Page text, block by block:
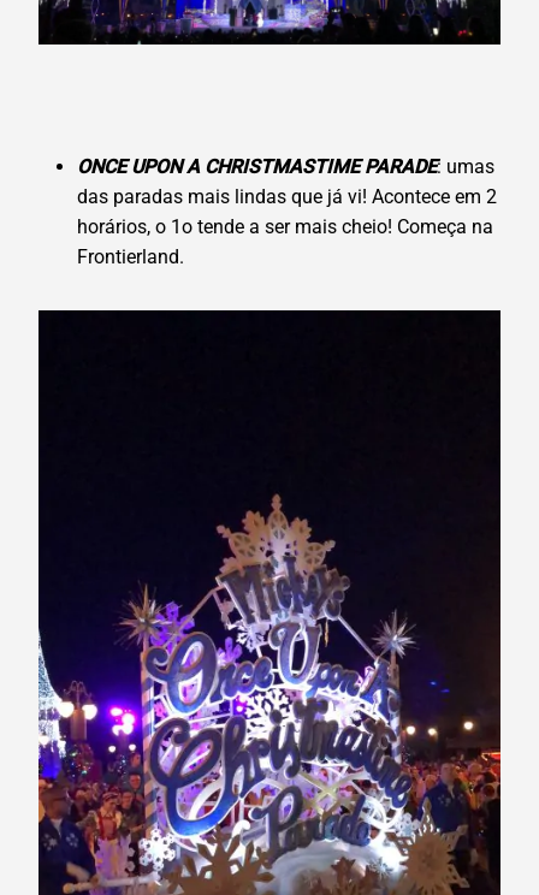
ONCE UPON A CHRISTMASTIME PARADE: umas
das paradas mais lindas que já vi! Acontece em 2
horários, o 1o tende a ser mais cheio! Começa na
Frontierland.